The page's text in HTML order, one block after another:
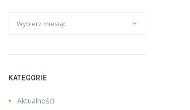
KATEGORIE
Aktualności